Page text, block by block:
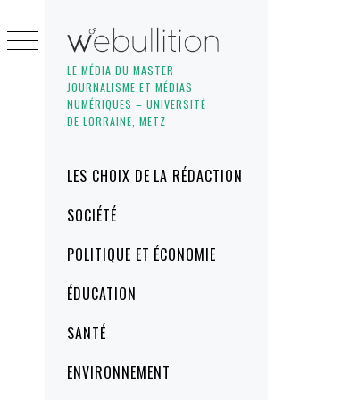
LE MÉDIA DU MASTER
JOURNALISME ET MÉDIAS
NUMÉRIQUES – UNIVERSITÉ
DE LORRAINE, METZ
MenuLES CHOIX DE LA RÉDACTION
SOCIÉTÉ
POLITIQUE ET ÉCONOMIE
ÉDUCATION
SANTÉ
ENVIRONNEMENT
to
content